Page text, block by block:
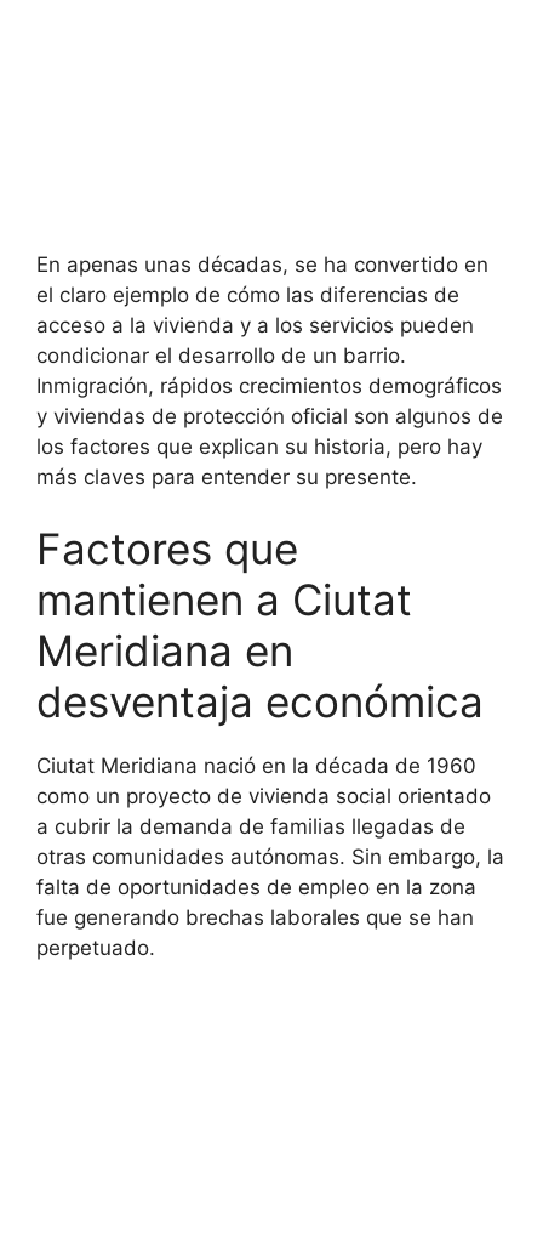
En apenas unas décadas, se ha convertido en
el claro ejemplo de cómo las diferencias de
acceso a la vivienda y a los servicios pueden
condicionar el desarrollo de un barrio.
Inmigración, rápidos crecimientos demográficos
y viviendas de protección oficial son algunos de
los factores que explican su historia, pero hay
más claves para entender su presente.
Factores que
mantienen a Ciutat
Meridiana en
desventaja económica
Ciutat Meridiana nació en la década de 1960
como un proyecto de vivienda social orientado
a cubrir la demanda de familias llegadas de
otras comunidades autónomas. Sin embargo, la
falta de oportunidades de empleo en la zona
fue generando brechas laborales que se han
perpetuado.